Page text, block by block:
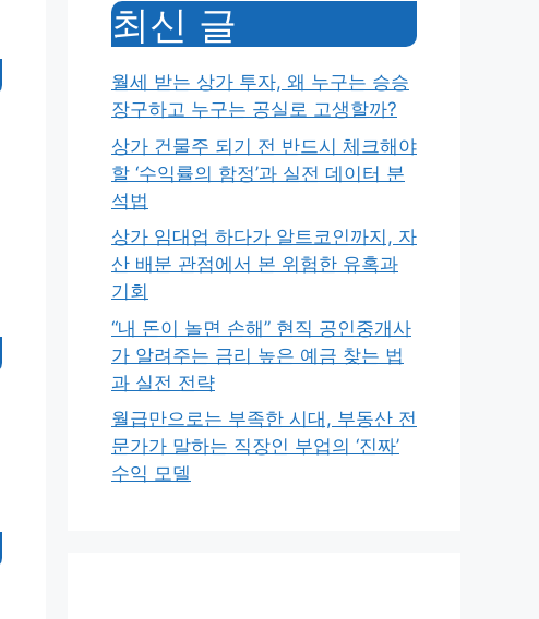
최신 글
월세 받는 상가 투자, 왜 누구는 승승
장구하고 누구는 공실로 고생할까?
상가 건물주 되기 전 반드시 체크해야
할 ‘수익률의 함정’과 실전 데이터 분
석법
상가 임대업 하다가 알트코인까지, 자
산 배분 관점에서 본 위험한 유혹과
기회
“내 돈이 놀면 손해” 현직 공인중개사
가 알려주는 금리 높은 예금 찾는 법
과 실전 전략
월급만으로는 부족한 시대, 부동산 전
문가가 말하는 직장인 부업의 ‘진짜’
수익 모델